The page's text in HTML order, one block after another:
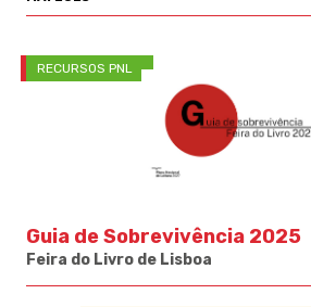
RECURSOS PNL
Guia de Sobrevivência 2025
Feira do Livro de Lisboa